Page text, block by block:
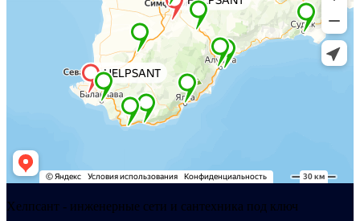
Хелпсант - инженерные сети и сантехника под ключ